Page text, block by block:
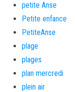
petite Anse
Petite enfance
PetiteAnse
plage
plages
plan mercredi
plein air